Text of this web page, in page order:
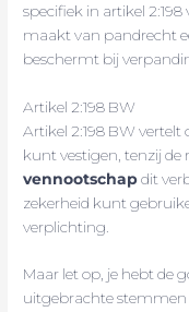
specifiek in artikel
maakt van pandrecht
beschermt bij
Artikel 2:198 BW
Artikel 2:198 BW
kunt vestigen, tenzij de
vennootschapdit
zekerheid kunt
verplichting.
Maar let op, je hebt de
uitgebrachte stemmen